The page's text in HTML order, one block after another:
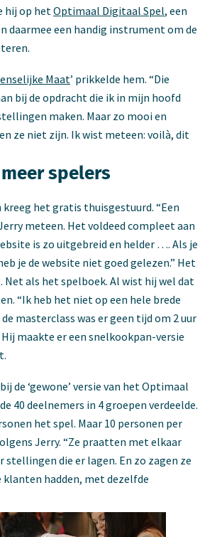
hij op hetOptimaal Digitaal Spel, een
daarmee een handig instrument om de
Maat’ prikkelde hem. “Die
bij de opdracht die ik in mijn hoofd
maken. Maar zo mooi en
ze niet zijn. Ik wist meteen: voilà, dit
spelers
kreeg het gratis thuisgestuurd. “Een
meteen. Het voldeed compleet aan
is zo uitgebreid en helder …. Als je
je de website niet goed gelezen.” Het
Net als het spelboek. Al wist hij wel dat
“Ik heb het niet op een hele brede
masterclass was er geen tijd om 2 uur
maakte er een snelkookpan-versie
de ‘gewone’ versie van het Optimaal
40 deelnemers in 4 groepen verdeelde.
het spel. Maar 10 personen per
Jerry. “Ze praatten met elkaar
stellingen die er lagen. En zo zagen ze
hadden, met dezelfde